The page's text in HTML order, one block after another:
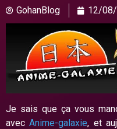
GohanBlog 12/
Je sais que ça vous
avecAnime-galaxie, et